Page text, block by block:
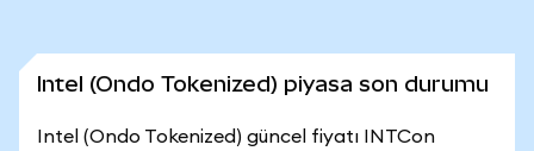
Intel (Ondo Tokenized) piyasa son durumu
Intel (Ondo Tokenized) güncel fiyatı INTCon